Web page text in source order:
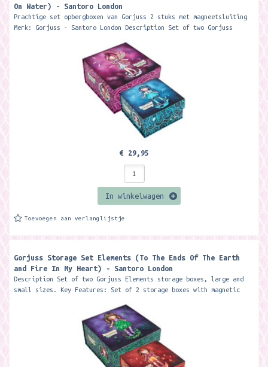
On Water) - Santoro London
Prachtige set opbergboxen van Gorjuss 2 stuks met magneetsluiting
Merk: Gorjuss - Santoro London Description Set of two Gorjuss
€ 29,95
In winkelwagen
Toevoegen aan verlanglijstje
Gorjuss Storage Set Elements (To The Ends Of The Earth
and Fire In My Heart) - Santoro London
Description Set of two Gorjuss Elements storage boxes, large and
small sizes. Key Features: Set of 2 storage boxes with magnetic